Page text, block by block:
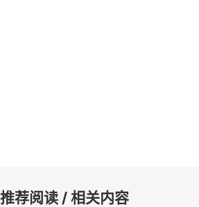
推荐阅读 / 相关内容